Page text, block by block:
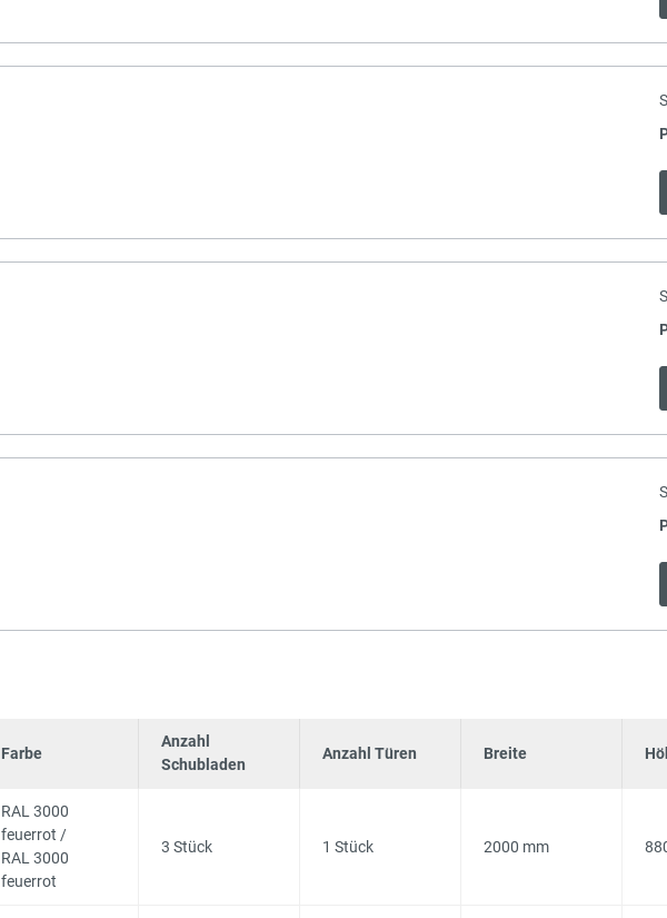
Farbe
Anzahl
Schubladen
Anzahl Türen Breite
RAL 3000
feuerrot /
RAL 3000
feuerrot
3 Stück 1 Stück 2000 mm